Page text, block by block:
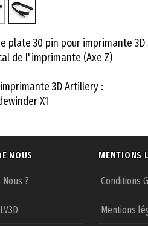
plate 30 pin pour imprimante
de l'imprimante (Axe Z)
3D Artillery :
X1
NOUS
?
MENTIONS
Conditions
Mentions